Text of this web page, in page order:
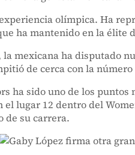
olímpica. Ha
ha mantenido en la élite
mexicana ha disputado
de cerca con la
ha sido uno de los
el lugar 12 dentro del
de su carrera.